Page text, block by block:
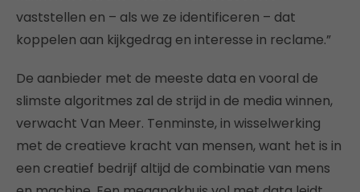
vaststellen en – als we ze identificeren – dat
koppelen aan kijkgedrag en interesse in reclame.”
De aanbieder met de meeste data en vooral de
slimste algoritmes zal de strijd in de media winnen,
verwacht Van Meer. Tenminste, in wisselwerking
met de creatieve kracht van mensen, want het is in
een creatief bedrijf altijd de combinatie van mens